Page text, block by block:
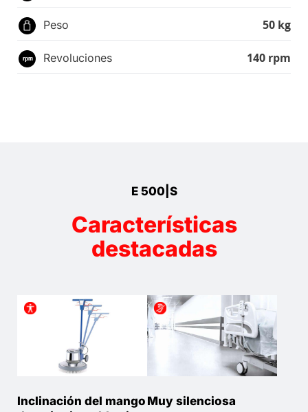
Peso 50 kg
Revoluciones 140 rpm
E 500|S
Características
destacadas
Inclinación del mango Muy silenciosa